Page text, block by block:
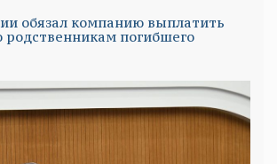
обязал компанию выплатить
погибшего